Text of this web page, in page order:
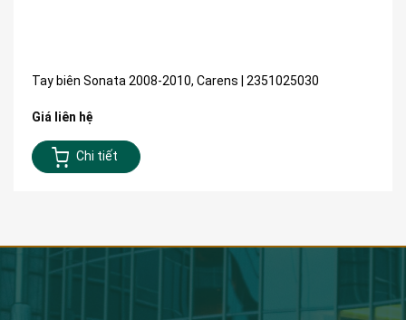
Tay biên Sonata 2008-2010, Carens | 2351025030
Giá liên hệ
Chi tiết